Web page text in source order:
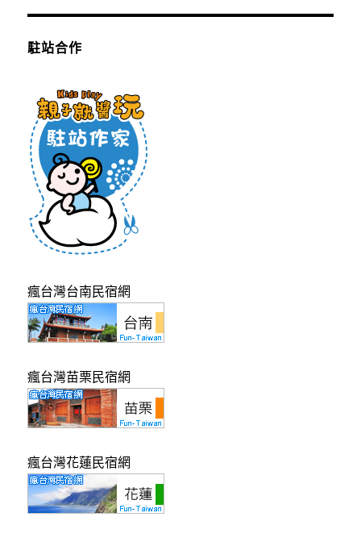
駐站合作
瘋台灣台南民宿網
瘋台灣苗栗民宿網
瘋台灣花蓮民宿網